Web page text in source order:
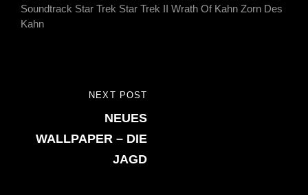
Soundtrack Star Trek Star Trek II Wrath Of Kahn Zorn Des
Kahn
Beitragsnavigation
NEXT POST
NEUES
WALLPAPER – DIE
JAGD